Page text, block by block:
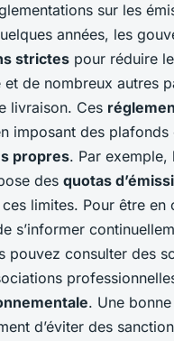
sur les
années, les
strictes pour réduire
et de nombreux autres
livraison. Ces
imposant des plafonds
propres. Par exemple,
des quotas
limites. Pour être
s’informer
pouvez consulter des
. Une
d’éviter des